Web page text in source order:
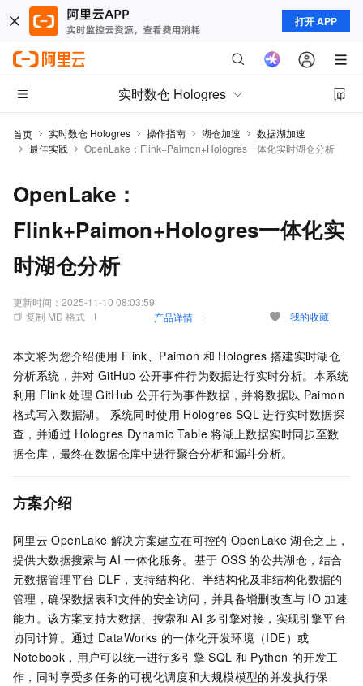
打开 APP
实时数仓 Hologres
首页 实时数仓 Hologres 操作指南 湖仓加速
数据湖加速
最佳实践
OpenLake：Flink+Paimon+Hologres一体化实时湖仓分析
OpenLake：
Flink+Paimon+Hologres一体化实
时湖仓分析
更新时间： 2025-11-10 08:03:59
复制 MD 格式
产品详情 我的收藏
本文将为您介绍使用 Flink、Paimon 和 Hologres 搭建实时湖仓
分析系统，并对 GitHub 公开事件行为数据进行实时分析。本系统
利用 Flink 处理 GitHub 公开行为事件数据，并将数据以 Paimon
格式写入数据湖。 系统同时使用 Hologres SQL 进行实时数据探
查，并通过 Hologres Dynamic Table 将湖上数据实时同步至数
据仓库，最终在数据仓库中进行聚合分析和漏斗分析。
方案介绍
阿里云 OpenLake 解决方案建立在可控的 OpenLake 湖仓之上，
提供大数据搜索与 AI 一体化服务。基于 OSS 的公共湖仓，结合
元数据管理平台 DLF，支持结构化、半结构化及非结构化数据的
管理，确保数据表和文件的安全访问，并具备增删改查与 IO 加速
能力。该方案支持大数据、搜索和 AI 多引擎对接，实现引擎平台
协同计算。通过 DataWorks 的一体化开发环境（IDE）或
Notebook，用户可以统一进行多引擎 SQL 和 Python 的开发工
作，同时享受多任务的可视化调度和大规模模型的并发执行保